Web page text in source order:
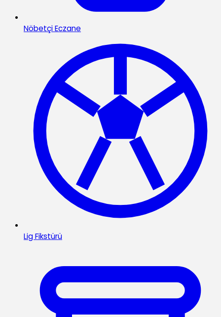
Nöbetçi Eczane
Lig Fikstürü